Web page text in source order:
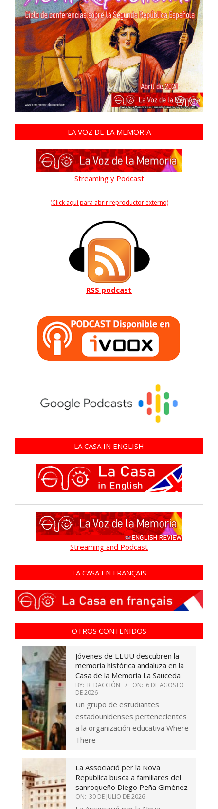
LA VOZ DE LA MEMORIA
Streaming y Podcast
(Click aquí para abrir reproductor externo)
RSS podcast
LA CASA IN ENGLISH
Streaming and Podcast
LA CASA EN FRANÇAIS
OTROS CONTENIDOS
Jóvenes de EEUU descubren la
memoria histórica andaluza en la
Casa de la Memoria La Sauceda
BY: REDACCIÓN ON: 6 DE AGOSTO
DE 2026
Un grupo de estudiantes
estadounidenses pertenecientes
a la organización educativa Where
There
La Associació per la Nova
República busca a familiares del
sanroqueño Diego Peña Giménez
ON: 30 DE JULIO DE 2026